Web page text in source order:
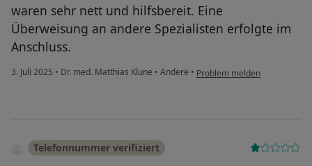
waren sehr nett und hilfsbereit. Eine
Überweisung an andere Spezialisten erfolgte im
Anschluss.
3. Juli 2025 • Dr. med. Matthias Klune • Andere • Problem melden
Telefonnummer verifiziert